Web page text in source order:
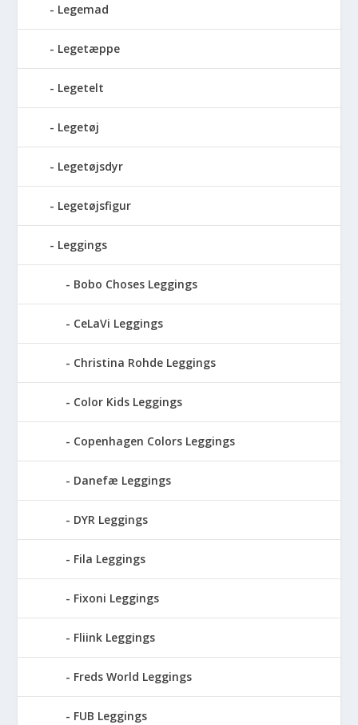
Legemad
Legetæppe
Legetelt
Legetøj
Legetøjsdyr
Legetøjsfigur
Leggings
Bobo Choses Leggings
CeLaVi Leggings
Christina Rohde Leggings
Color Kids Leggings
Copenhagen Colors Leggings
Danefæ Leggings
DYR Leggings
Fila Leggings
Fixoni Leggings
Fliink Leggings
Freds World Leggings
FUB Leggings